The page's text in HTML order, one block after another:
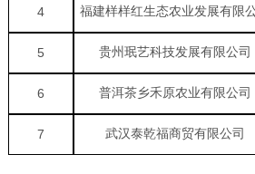
4 福建样样红生态农业发展有限
5 贵州珉艺科技发展有限公司
6 普洱茶乡禾原农业有限公司
7 武汉泰乾福商贸有限公司